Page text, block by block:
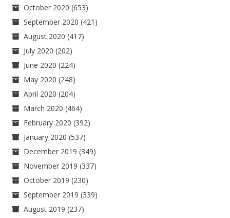
October 2020 (653)
September 2020 (421)
August 2020 (417)
July 2020 (202)
June 2020 (224)
May 2020 (248)
April 2020 (204)
March 2020 (464)
February 2020 (392)
January 2020 (537)
December 2019 (349)
November 2019 (337)
October 2019 (230)
September 2019 (339)
August 2019 (237)